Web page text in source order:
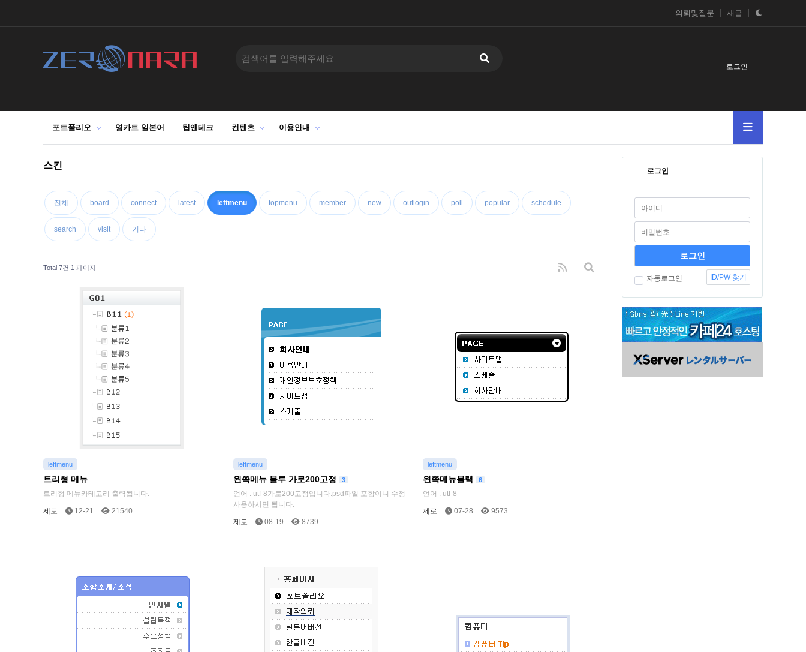
의뢰및질문 새글
로그인
포트폴리오 영카트 일본어 팁앤테크 컨텐츠 이용안내
스킨
전체 board connect latest leftmenu topmenu member new outlogin poll popular schedule
search visit 기타
Total 7건 1 페이지
leftmenu
트리형 메뉴
트리형 메뉴카테고리 출력됩니다.
제로 12-21 21540
leftmenu
왼쪽메뉴 블루 가로200고정 3
언어 : utf-8가로200고정입니다.psd파일 포함이니 수정
사용하시면 됩니다.
제로 08-19 8739
leftmenu
왼쪽메뉴블랙 6
언어 : utf-8
제로 07-28 9573
로그인
자동로그인 ID/PW 찾기